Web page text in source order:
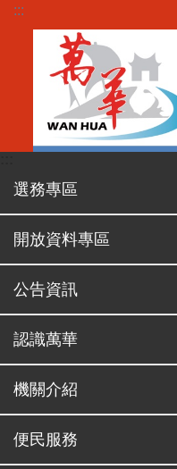
跳到主要內容區塊
:::
選務專區
開放資料專區
公告資訊
認識萬華
機關介紹
便民服務